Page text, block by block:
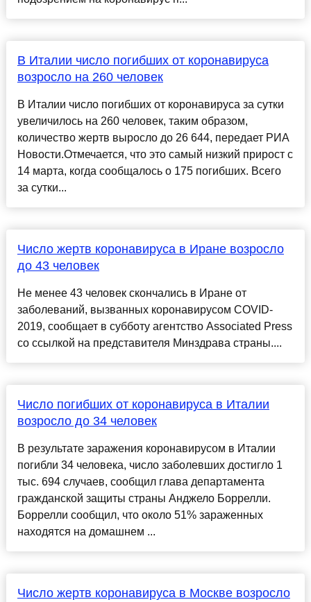
В Италии число погибших от коронавируса
возросло на 260 человек
В Италии число погибших от коронавируса за сутки
увеличилось на 260 человек, таким образом,
количество жертв выросло до 26 644, передает РИА
Новости.Отмечается, что это самый низкий прирост с
14 марта, когда сообщалось о 175 погибших. Всего
за сутки...
Число жертв коронавируса в Иране возросло
до 43 человек
Не менее 43 человек скончались в Иране от
заболеваний, вызванных коронавирусом COVID-
2019, сообщает в субботу агентство Associated Press
со ссылкой на представителя Минздрава страны....
Число погибших от коронавируса в Италии
возросло до 34 человек
В результате заражения коронавирусом в Италии
погибли 34 человека, число заболевших достигло 1
тыс. 694 случаев, сообщил глава департамента
гражданской защиты страны Анджело Боррелли.
Боррелли сообщил, что около 51% зараженных
находятся на домашнем ...
Число жертв коронавируса в Москве возросло